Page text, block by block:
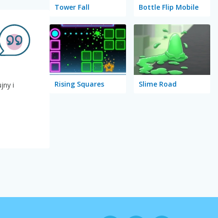
i
Tower Fall Bottle Flip Mobile
Rising Squares Slime Road